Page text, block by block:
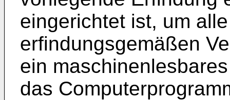
eingerichtet ist, um
erfindungsgemäßen
ein
das